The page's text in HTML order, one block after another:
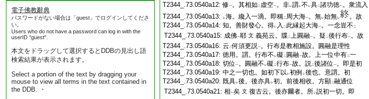
電子佛教辭典
パスワードがない場合は「guest」でログインしてくださ
い。
Users who do not have a password can log in with the
userID "guest".
本文をドラッグして選択するとDDBの見出し語
検索結果が表示されます。
Select a portion of the text by dragging your
mouse to view all terms in the text contained in
the DDB. ・
T2344_.73.0540a12:修一。其相如 二 虚空一。非レ謂レ不 レ具二諸功徳一。衆流入
T2344_.73.0540a13:
レ海。纔入一滴。即稱二 周大海一。無レ始無レ
。故
T2344_.73.0540a14: 知。善財發心。得レ 入 二 此縁起大海一。一念豈不 二
T2344_.73.0540a15: 成佛一耶 文 義苑云。牒二上圓融一。疑 二後行布一。故
T2344_.73.0540a16: 云 二何須更説一。行布是教相施設。圓融是理性
T2344_.73.0540a17: 徳用。謂。行布不 レ礙 二 圓融一故。上一位中有二一
T2344_.73.0540a18: 切位 一。圓融不 レ礙 二行布一故。説二後諸位 一。即是初
T2344_.73.0540a19: 中之一切也。如初下以 レ初例 レ後也。意謂。初
T2344_.73.0540a20: 既具レ後。後亦具レ初。前後相收。方顯二融通位
T2344_.73.0540a21: 相一矣 文 復古云。後亦爾者。所レ説初一切。即